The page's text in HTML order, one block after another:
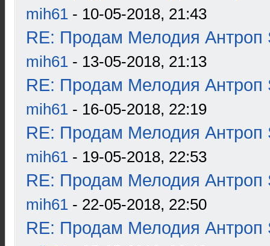
mih61 - 10-05-2018, 21:43
RE: Продам Мелодия Антроп
mih61 - 13-05-2018, 21:13
RE: Продам Мелодия Антроп
mih61 - 16-05-2018, 22:19
RE: Продам Мелодия Антроп
mih61 - 19-05-2018, 22:53
RE: Продам Мелодия Антроп
mih61 - 22-05-2018, 22:50
RE: Продам Мелодия Антроп